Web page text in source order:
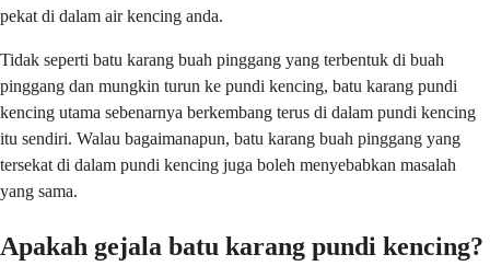
pekat di dalam air kencing anda.
Tidak seperti batu karang buah pinggang yang terbentuk di buah
pinggang dan mungkin turun ke pundi kencing, batu karang pundi
kencing utama sebenarnya berkembang terus di dalam pundi kencing
itu sendiri. Walau bagaimanapun, batu karang buah pinggang yang
tersekat di dalam pundi kencing juga boleh menyebabkan masalah
yang sama.
Apakah gejala batu karang pundi kencing?